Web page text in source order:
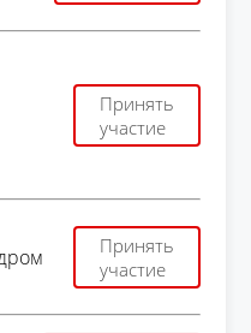
Принять
участие
Принять
участие